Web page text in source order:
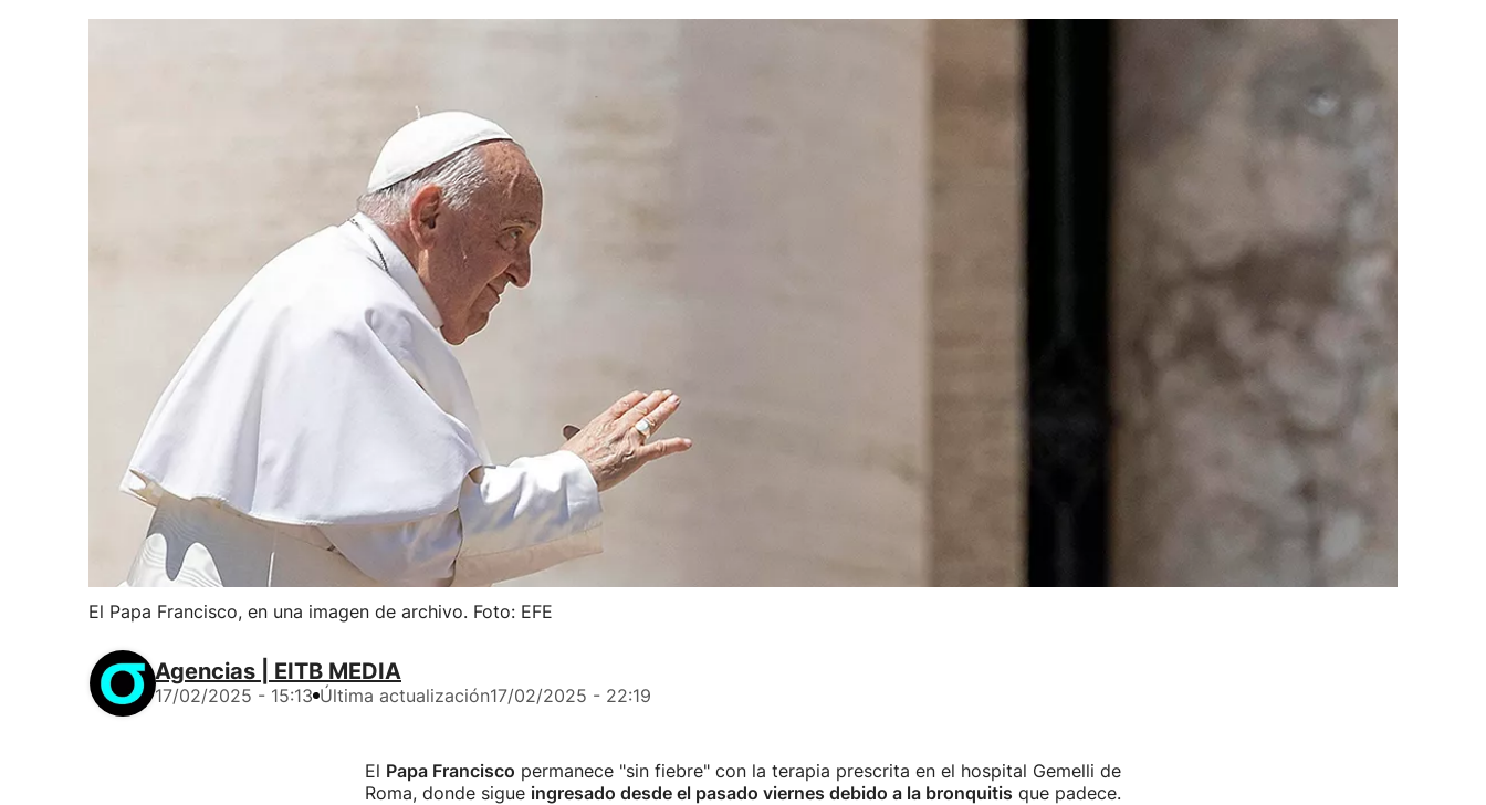
El Papa Francisco, en una imagen de archivo. Foto: EFE
Agencias | EITB MEDIA
17/02/2025 - 15:13 Última actualización17/02/2025 - 22:19
El Papa Francisco permanece "sin fiebre" con la terapia prescrita en el hospital Gemelli de
Roma, donde sigue ingresado desde el pasado viernes debido a la bronquitis que padece.